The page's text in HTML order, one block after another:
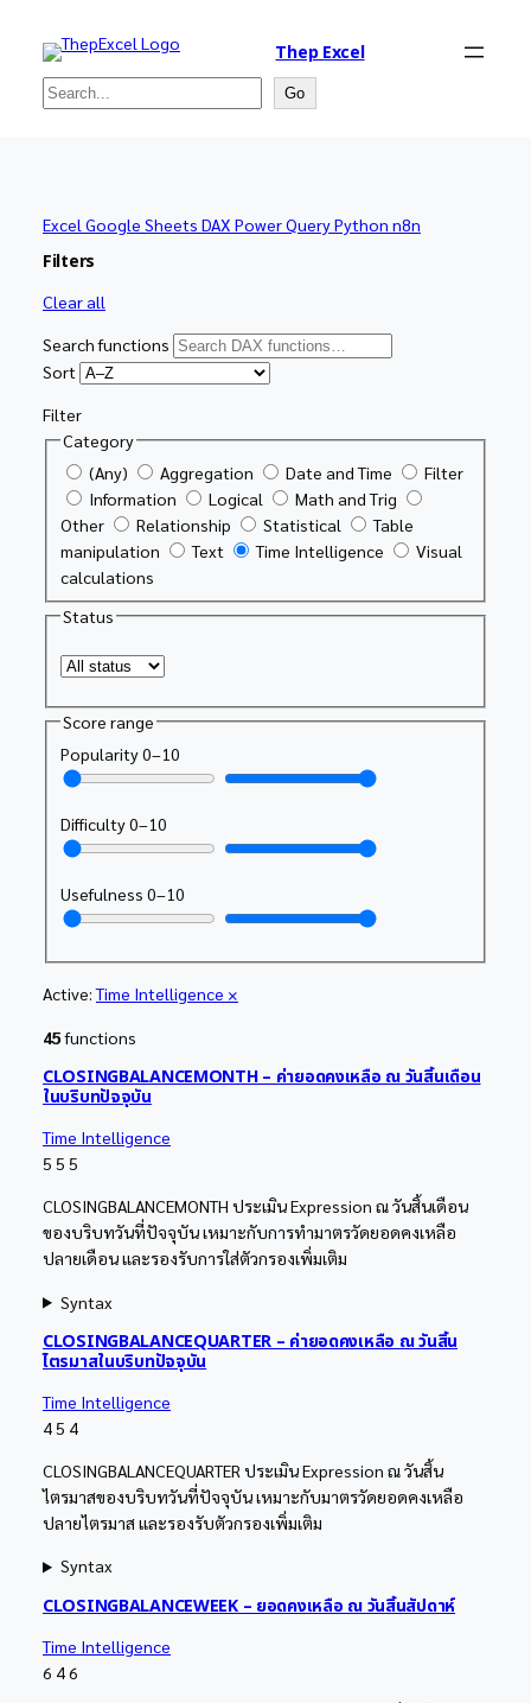
Thep Excel
Search Go
Excel Google Sheets DAX Power QueryPython n8n
Filters
Clear all
Search functions
Sort
Filter
Category
(Any)
Aggregation Date and Time
Filter
Information
Logical
Math and Trig
Other
Relationship Statistical
Table
manipulation
Text Time Intelligence
Visual
calculations
Status
Score range
Popularity0–10
Difficulty0–10
Usefulness 0–10
Active: Time Intelligence ×
45functions
CLOSINGBALANCEMONTH – ค่ายอดคงเหลือ ณ วันสิ้นเดือน
ในบริบทปัจจุบัน
Time Intelligence
5 5 5
CLOSINGBALANCEMONTH ประเมิน Expression ณ วันสิ้นเดือน
ของบริบทวันที่ปัจจุบัน เหมาะกับการทำมาตรวัดยอดคงเหลือ
ปลายเดือน และรองรับการใส่ตัวกรองเพิ่มเติม
Syntax
CLOSINGBALANCEQUARTER – ค่ายอดคงเหลือ ณ วันสิ้น
ไตรมาสในบริบทปัจจุบัน
Time Intelligence
45 4
CLOSINGBALANCEQUARTER ประเมิน Expression ณ วันสิ้น
ไตรมาสของบริบทวันที่ปัจจุบัน เหมาะกับมาตรวัดยอดคงเหลือ
ปลายไตรมาส และรองรับตัวกรองเพิ่มเติม
Syntax
CLOSINGBALANCEWEEK – ยอดคงเหลือ ณ วันสิ้นสัปดาห์
Time Intelligence
6 46